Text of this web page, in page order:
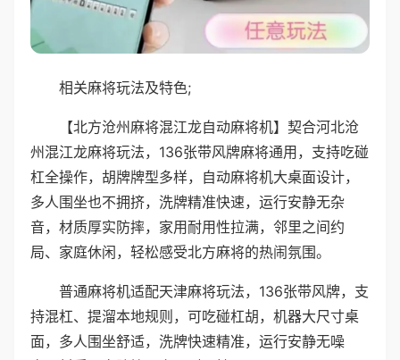
相关麻将玩法及特色;
【北方沧州麻将混江龙自动麻将机】契合河北沧
州混江龙麻将玩法，136张带风牌麻将通用，支持吃碰
杠全操作，胡牌牌型多样，自动麻将机大桌面设计，
多人围坐也不拥挤，洗牌精准快速，运行安静无杂
音，材质厚实防摔，家用耐用性拉满，邻里之间约
局、家庭休闲，轻松感受北方麻将的热闹氛围。
普通麻将机适配天津麻将玩法，136张带风牌，支
持混杠、提溜本地规则，可吃碰杠胡，机器大尺寸桌
面，多人围坐舒适，洗牌快速精准，运行安静无噪